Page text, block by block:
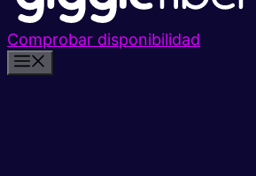
Comprobar disponibilidad